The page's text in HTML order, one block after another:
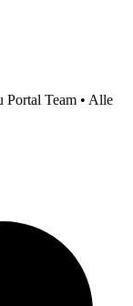
Portal Team • Alle